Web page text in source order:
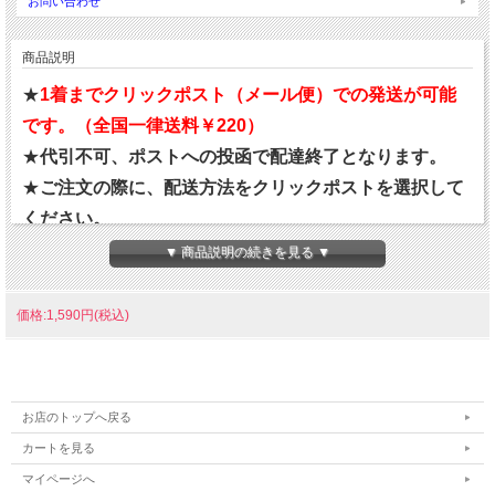
商品説明
★1着までクリックポスト（メール便）での発送が可能
です。（全国一律送料￥220）
★代引不可、ポストへの投函で配達終了となります。
★ご注文の際に、配送方法をクリックポストを選択して
ください。
本格的なトレーニングにも◎激しい動きもしっかり支え
・抜群のホールド力。
・吸汗速乾
・パッドが取り外し可能な差し込みタイプ
▼ 商品説明の続きを見る ▼
価格:1,590円(税込)
お店のトップへ戻る
カートを見る
マイページへ